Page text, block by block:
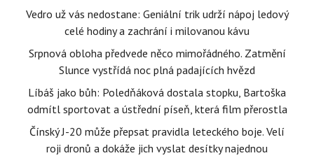
Vedro už vás nedostane: Geniální trik udrží nápoj ledový
celé hodiny a zachrání i milovanou kávu
Srpnová obloha předvede něco mimořádného. Zatmění
Slunce vystřídá noc plná padajících hvězd
Líbáš jako bůh: Poledňáková dostala stopku, Bartoška
odmítl sportovat a ústřední píseň, která film přerostla
Čínský J-20 může přepsat pravidla leteckého boje. Velí
roji dronů a dokáže jich vyslat desítky najednou